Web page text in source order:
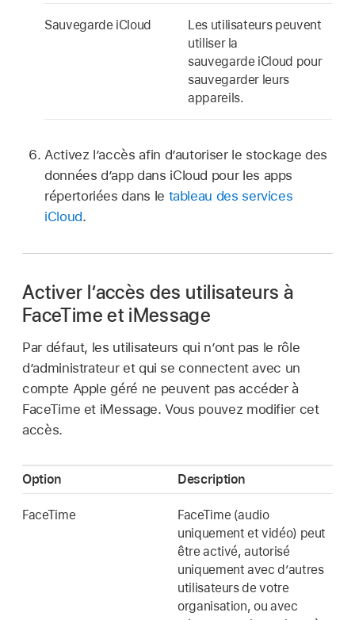
Sauvegarde iCloud
Les utilisateurs peuvent
utiliser la
sauvegarde iCloud pour
sauvegarder leurs
appareils.
Activez l’accès afin d’autoriser le stockage des
données d’app dans iCloud pour les apps
répertoriées dans le tableau des services
iCloud.
Activer l’accès des utilisateurs à
FaceTime et iMessage
Par défaut, les utilisateurs qui n’ont pas le rôle
d’administrateur et qui se connectent avec un
compte Apple géré ne peuvent pas accéder à
FaceTime et iMessage. Vous pouvez modifier cet
accès.
Option Description
FaceTime
FaceTime (audio
uniquement et vidéo) peut
être activé, autorisé
uniquement avec d’autres
utilisateurs de votre
organisation, ou avec